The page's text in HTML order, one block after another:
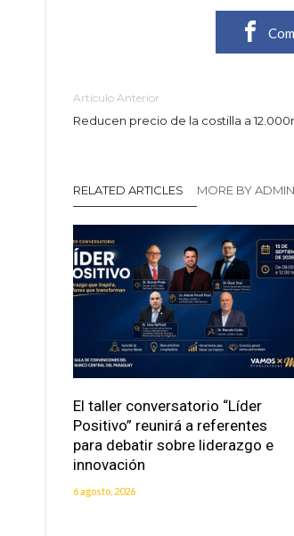
Artículo Anterior
Reducen precio de la costilla a
RELATED ARTICLES MORE BY ADMIN
El taller conversatorio “Líder
Positivo” reunirá a referentes
para debatir sobre liderazgo e
innovación
6 agosto, 2026